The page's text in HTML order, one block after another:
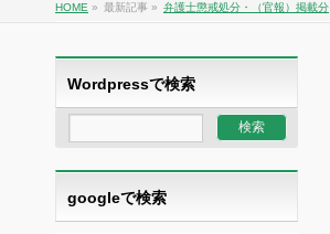
HOME » 最新記事 » 弁護士懲戒処分・（官報）掲載分
Wordpressで検索
googleで検索